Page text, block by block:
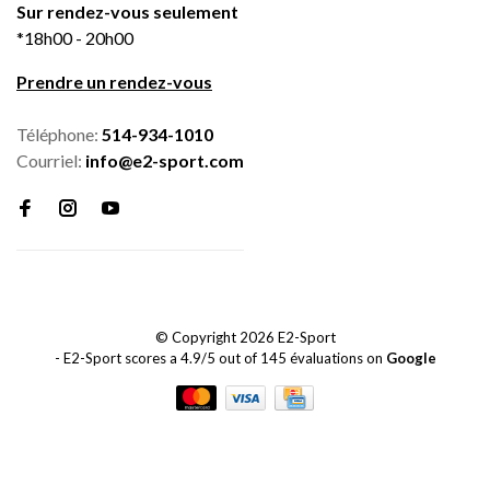
Sur rendez-vous seulement
*18h00 - 20h00
Prendre un rendez-vous
Téléphone: 514-934-1010
Courriel: info@e2-sport.com
© Copyright 2026 E2-Sport
- E2-Sport scores a 4.9/5 out of 145 évaluations on Google